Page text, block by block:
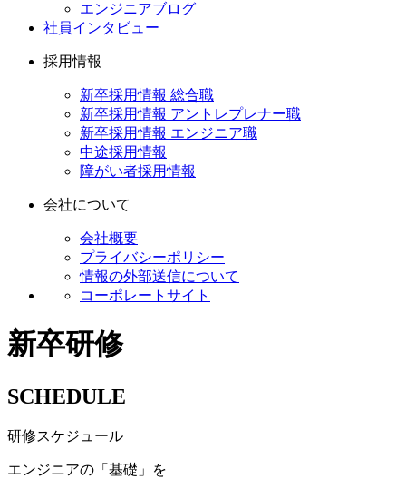
エンジニアブログ
社員インタビュー
採用情報
新卒採用情報 総合職
新卒採用情報 アントレプレナー職
新卒採用情報 エンジニア職
中途採用情報
障がい者採用情報
会社について
会社概要
プライバシーポリシー
情報の外部送信について
コーポレートサイト
新卒研修
SCHEDULE
研修スケジュール
エンジニアの「基礎」を